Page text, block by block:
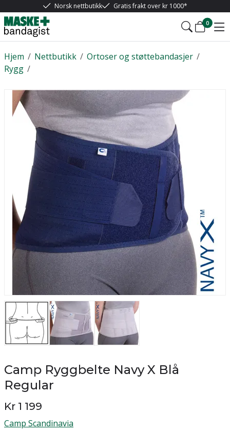
Norsk nettbutikk Gratis frakt over kr 1000*
0
/
Hjem /
Nettbutikk /
Ortoser og støttebandasjer
/
Rygg
Camp Ryggbelte Navy X Blå
Regular
Kr 1 199
Camp Scandinavia